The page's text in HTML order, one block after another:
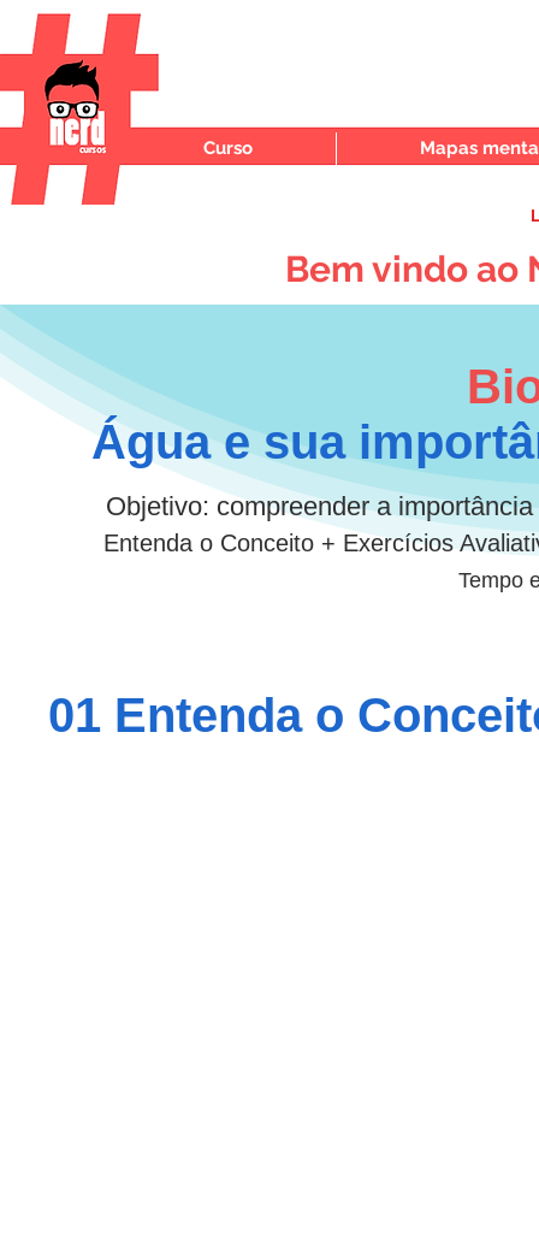
Curso Mapas
Bem vindo ao
Água e sua
Objetivo: compreender a
Entenda o Conceito + Exercícios
Tempo
01 Entenda o